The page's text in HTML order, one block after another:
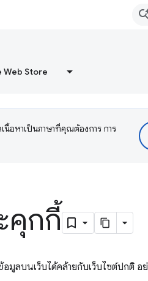
Web Store
นื้อหาเป็นภาษาที่คุณต้องการ การ
คุกกี้
มูลบนเว็บได้คล้ายกับเว็บไซต์ปกติ อ